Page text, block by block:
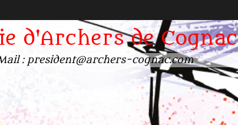
d'Archers de Cognac
: president@archers-cognac.com